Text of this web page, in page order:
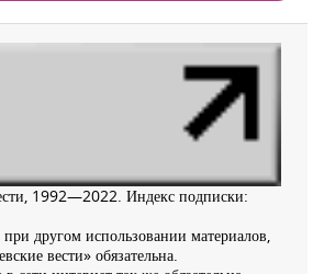
1992—2022. Индекс подписки:
другом использовании материалов,
вести» обязательна.